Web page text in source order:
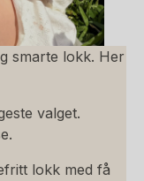
smarte lokk. Her
valget.
lokk med få